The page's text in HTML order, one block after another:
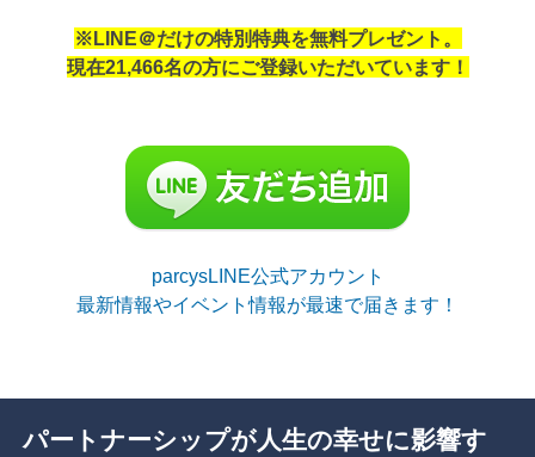
※LINE＠だけの特別特典を無料プレゼント。
現在21,466名の方にご登録いただいています！
parcysLINE公式アカウント
最新情報やイベント情報が最速で届きます！
パートナーシップが人生の幸せに影響す